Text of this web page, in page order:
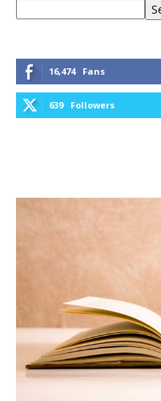
16,474 Fans
639 Followers